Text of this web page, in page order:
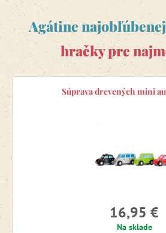
Agátine
hračky pre
Súprava drevených mini
16,95 €
Na sklade